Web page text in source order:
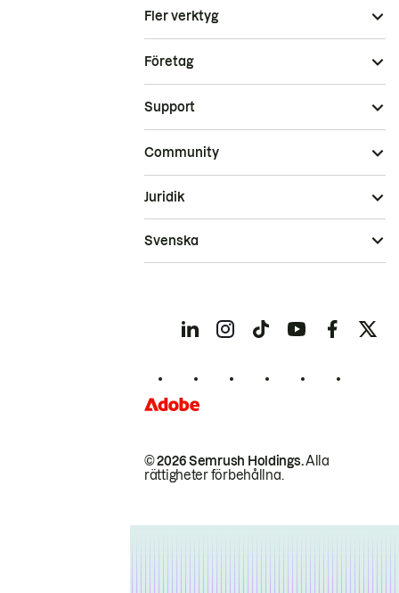
Fler verktyg
Företag
Support
Community
© 2026 Semrush Holdings.Alla
rättigheter förbehållna.
Juridik
Svenska